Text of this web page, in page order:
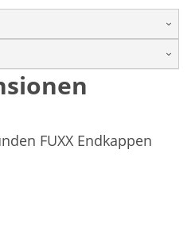
FUXX Endkappen